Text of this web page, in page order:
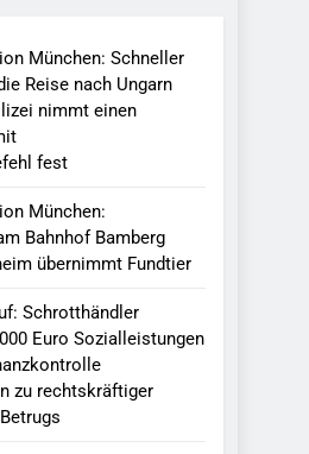
–
Verletzt
Führt
München: Schneller
Reise nach Ungarn
nimmt einen
fest
München:
Bahnhof Bamberg
übernimmt Fundtier
Schrotthändler
Euro Sozialleistungen
zu rechtskräftiger